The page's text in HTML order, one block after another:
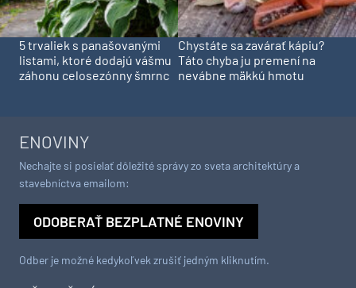
5 trvaliek s panašovanými
listami, ktoré dodajú vášmu
záhonu celosezónny šmrnc
Chystáte sa zavárať kápiu?
Táto chyba ju premení na
nevábne mäkkú hmotu
ENOVINY
Nechajte si posielať dôležité správy zo sveta architektúry a
stavebníctva emailom:
ODOBERAŤ BEZPLATNÉ ENOVINY
Odber je možné kedykoľvek zrušiť jedným kliknutím.